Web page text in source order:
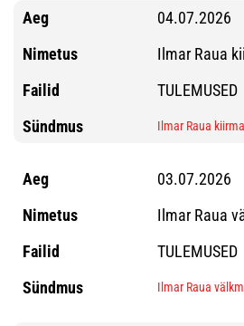
04.07.2026
Ilmar Raua
TULEMUSED
Ilmar Raua
03.07.2026
Ilmar Raua
TULEMUSED
Ilmar Raua